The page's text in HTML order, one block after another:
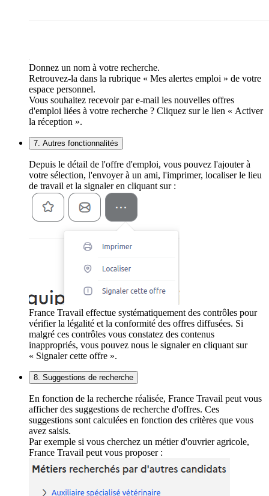
Donnez un nom à votre recherche.
Retrouvez-la dans la rubrique « Mes alertes emploi » de votre
espace personnel.
Vous souhaitez recevoir par e-mail les nouvelles offres
d'emploi liées à votre recherche ? Cliquez sur le lien « Activer
la réception ».
7. Autres fonctionnalités
Depuis le détail de l'offre d'emploi, vous pouvez l'ajouter à
votre sélection, l'envoyer à un ami, l'imprimer, localiser le lieu
de travail et la signaler en cliquant sur :
France Travail effectue systématiquement des contrôles pour
vérifier la légalité et la conformité des offres diffusées. Si
malgré ces contrôles vous constatez des contenus
inappropriés, vous pouvez nous le signaler en cliquant sur
« Signaler cette offre ».
8. Suggestions de recherche
En fonction de la recherche réalisée, France Travail peut vous
afficher des suggestions de recherche d'offres. Ces
suggestions sont calculées en fonction des critères que vous
avez saisis.
Par exemple si vous cherchez un métier d'ouvrier agricole,
France Travail peut vous proposer :